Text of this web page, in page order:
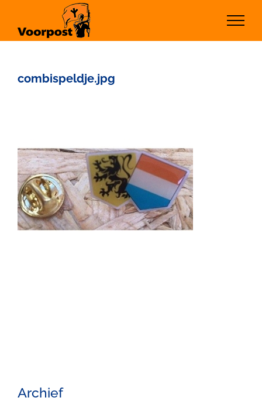
inhoud
combispeldje.jpg
Archief